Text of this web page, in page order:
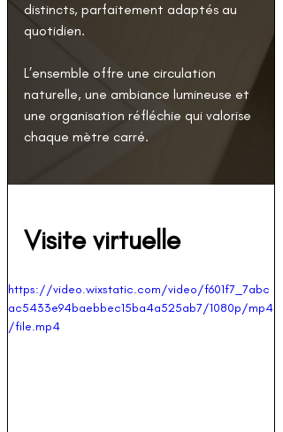
distincts, parfaitement adaptés au
quotidien.
L’ensemble offre une circulation
naturelle, une ambiance lumineuse et
une organisation réfléchie qui valorise
chaque mètre carré.
Visite virtuelle
https://video.wixstatic.com/video/f601f7_7abc
ac5433e94baebbec15ba4a525ab7/1080p/mp4
/file.mp4